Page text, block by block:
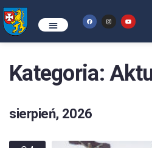
Kategoria:
sierpień, 2026